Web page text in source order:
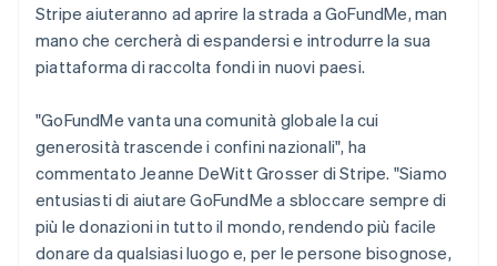
Stripe aiuteranno ad aprire la strada a GoFundMe, man
mano che cercherà di espandersi e introdurre la sua
piattaforma di raccolta fondi in nuovi paesi.
"GoFundMe vanta una comunità globale la cui
generosità trascende i confini nazionali", ha
commentato Jeanne DeWitt Grosser di Stripe. "Siamo
entusiasti di aiutare GoFundMe a sbloccare sempre di
più le donazioni in tutto il mondo, rendendo più facile
donare da qualsiasi luogo e, per le persone bisognose,
Malta
English
Messico
EspañolEnglish
English
Nuova Zelanda
English
Paesi Bassi
NederlandsEnglish
Polonia
English